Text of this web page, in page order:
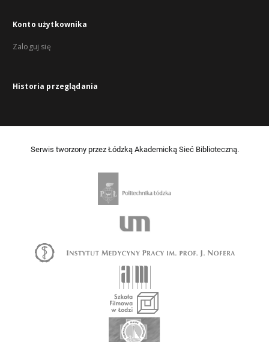
Konto użytkownika
Zaloguj się
Historia przeglądania
Serwis tworzony przez Łódzką Akademicką Sieć Biblioteczną.